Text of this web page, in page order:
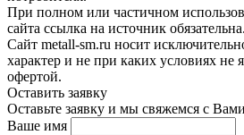
При полном или частичном
сайта ссылка на источник обязательна.
Сайт metall-sm.ru носит
характер и не при каких условиях не
офертой.
Оставить заявку
Оставьте заявку и мы свяжемся с Вами
Ваше имя